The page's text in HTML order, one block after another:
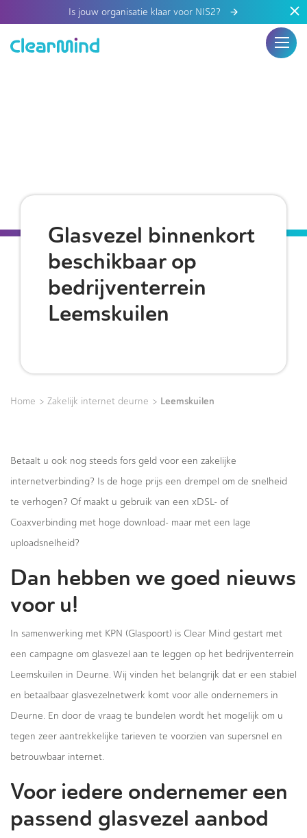
Is jouw organisatie klaar voor NIS2?
Glasvezel binnenkort
beschikbaar op
bedrijventerrein
Leemskuilen
Home > Zakelijk internet deurne > Leemskuilen
Betaalt u ook nog steeds fors geld voor een zakelijke
internetverbinding? Is de hoge prijs een drempel om de snelheid
te verhogen? Of maakt u gebruik van een xDSL- of
Coaxverbinding met hoge download- maar met een lage
uploadsnelheid?
Dan hebben we goed nieuws
voor u!
In samenwerking met KPN (Glaspoort) is Clear Mind gestart met
een campagne om glasvezel aan te leggen op het bedrijventerrein
Leemskuilen in Deurne. Wij vinden het belangrijk dat er een stabiel
en betaalbaar glasvezelnetwerk komt voor alle ondernemers in
Deurne. En door de vraag te bundelen wordt het mogelijk om u
tegen zeer aantrekkelijke tarieven te voorzien van supersnel en
betrouwbaar internet.
Voor iedere ondernemer een
passend glasvezel aanbod